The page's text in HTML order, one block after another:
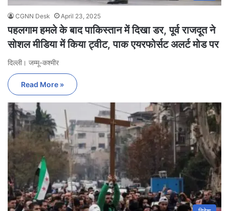
CGNN Desk April 23, 2025
पहलगाम हमले के बाद पाकिस्तान में दिखा डर, पूर्व राजदूत ने
सोशल मीडिया में किया ट्वीट, पाक एयरफोर्सट अलर्ट मोड पर
दिल्ली। जम्मू-कश्मीर
Read More »